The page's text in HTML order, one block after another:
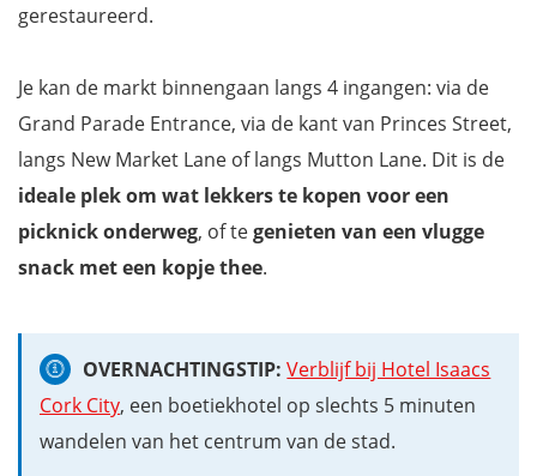
gerestaureerd.
Je kan de markt binnengaan langs 4 ingangen: via de
Grand Parade Entrance, via de kant van Princes Street,
langs New Market Lane of langs Mutton Lane. Dit is de
ideale plek om wat lekkers te kopen voor een
picknickonderweg, of tegenieten van een vlugge
snack met een kopje thee.
OVERNACHTINGSTIP: Verblijf bij Hotel Isaacs
Cork City, een boetiekhotel op slechts 5 minuten
wandelen van het centrum van de stad.